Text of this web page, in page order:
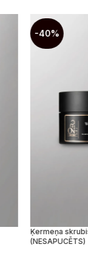
-40%
Ķermeņa
(NESAPUCĒTS)